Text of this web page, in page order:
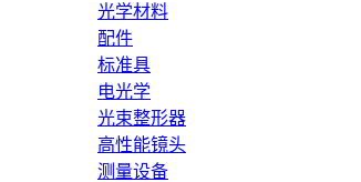
光学材料
配件
标准具
电光学
光束整形器
高性能镜头
测量设备